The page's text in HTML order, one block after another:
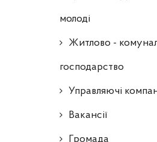
молоді
Житлово -
господарство
Управляючі
Ваканcії
Громада